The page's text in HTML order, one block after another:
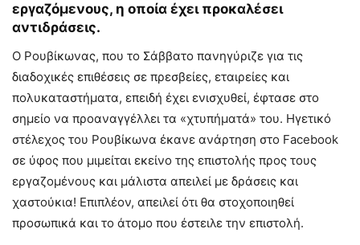
εργαζόμενους, η οποία έχει προκαλέσει
αντιδράσεις.
Ο Ρουβίκωνας, που το Σάββατο πανηγύριζε για τις
διαδοχικές επιθέσεις σε πρεσβείες, εταιρείες και
πολυκαταστήματα, επειδή έχει ενισχυθεί, έφτασε στο
σημείο να προαναγγέλλει τα «χτυπήματά» του. Ηγετικό
στέλεχος του Ρουβίκωνα έκανε ανάρτηση στο Facebook
σε ύφος που μιμείται εκείνο της επιστολής προς τους
εργαζομένους και μάλιστα απειλεί με δράσεις και
χαστούκια! Επιπλέον, απειλεί ότι θα στοχοποιηθεί
προσωπικά και το άτομο που έστειλε την επιστολή.